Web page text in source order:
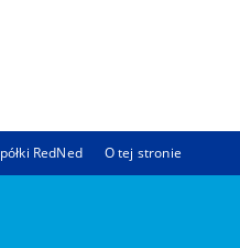
RedNed O tej stronie